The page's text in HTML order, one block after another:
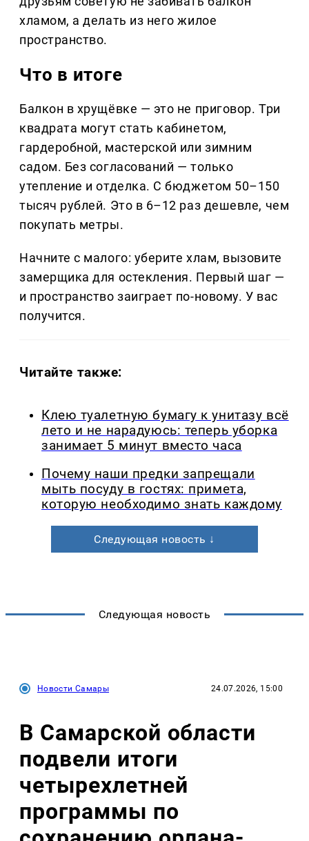
хламом, а делать из него жилое
пространство.
Что в итоге
Балкон в хрущёвке — это не приговор. Три
квадрата могут стать кабинетом,
гардеробной, мастерской или зимним
садом. Без согласований — только
утепление и отделка. С бюджетом 50–150
тысяч рублей. Это в 6–12 раз дешевле, чем
покупать метры.
Начните с малого: уберите хлам, вызовите
замерщика для остекления. Первый шаг —
и пространство заиграет по-новому. У вас
получится.
Читайте также:
Клею туалетную бумагу к унитазу всё
лето и не нарадуюсь: теперь уборка
занимает 5 минут вместо часа
Почему наши предки запрещали
мыть посуду в гостях: примета,
которую необходимо знать каждому
Следующая новость ↓
Следующая новость
Новости Самары 24.07.2026, 15:00
В Самарской области
подвели итоги
четырехлетней
программы по